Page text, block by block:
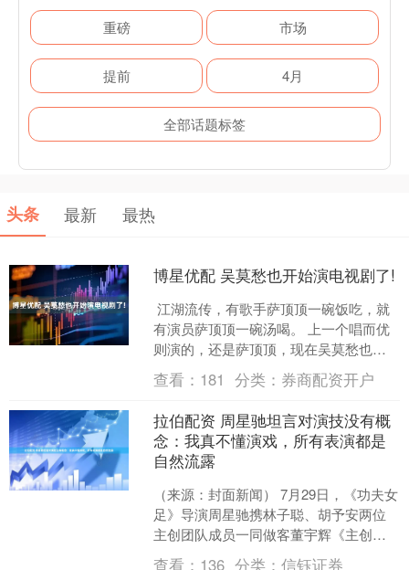
重磅 市场
提前 4月
全部话题标签
头条 最新 最热
博星优配 吴莫愁也开始演电视剧了!
江湖流传，有歌手萨顶顶一碗饭吃，就
有演员萨顶顶一碗汤喝。 上一个唱而优
则演的，还是萨顶顶，现在吴莫愁也开
始演电视剧了。 当然，这也不是吴莫愁
第一次出演电视剧，....
查看： 181 分类： 券商配资开户
拉伯配资 周星驰坦言对演技没有概
念：我真不懂演戏，所有表演都是
自然流露
（来源：封面新闻） 7月29日，《功夫女
足》导演周星驰携林子聪、胡予安两位
主创团队成员一同做客董宇辉《主创请
开麦》直播间，展开了约一个半小时的
查看： 136 分类：信钰证券